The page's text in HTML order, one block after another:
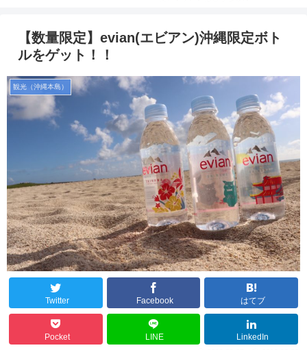
【数量限定】evian(エビアン)沖縄限定ボト
ルをゲット！！
観光（沖縄本島）
Twitter Facebook はてブ
Pocket LINE LinkedIn